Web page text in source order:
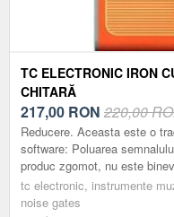
TC ELECTRONIC IRON
CHITARĂ
217,00 RON 220,00
Reducere. Aceasta este o
software: Poluarea
produc zgomot, nu este
tc electronic, instrumente
noise gates